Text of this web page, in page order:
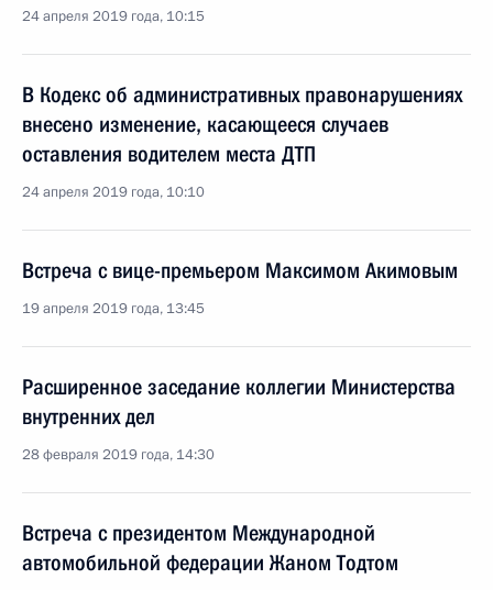
24 апреля 2019 года, 10:15
В Кодекс об административных правонарушениях
внесено изменение, касающееся случаев
оставления водителем места ДТП
24 апреля 2019 года, 10:10
Встреча с вице-премьером Максимом Акимовым
19 апреля 2019 года, 13:45
Расширенное заседание коллегии Министерства
внутренних дел
28 февраля 2019 года, 14:30
Встреча с президентом Международной
автомобильной федерации Жаном Тодтом